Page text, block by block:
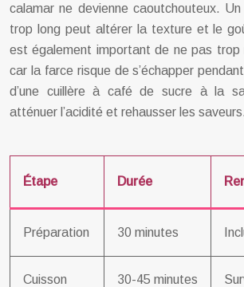
calamar ne devienne caoutchouteux.
trop long peut altérer la texture et le
est également important de ne pas trop
car la farce risque de s’échapper
d’une cuillère à café de sucre à la
atténuer l’acidité et rehausser les saveurs.
Étape Durée
Préparation 30 minutes
Cuisson 30-45 minutes